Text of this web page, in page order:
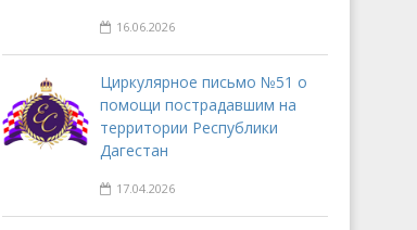
16.06.2026
Циркулярное письмо №51 о
помощи пострадавшим на
территории Республики
Дагестан
17.04.2026